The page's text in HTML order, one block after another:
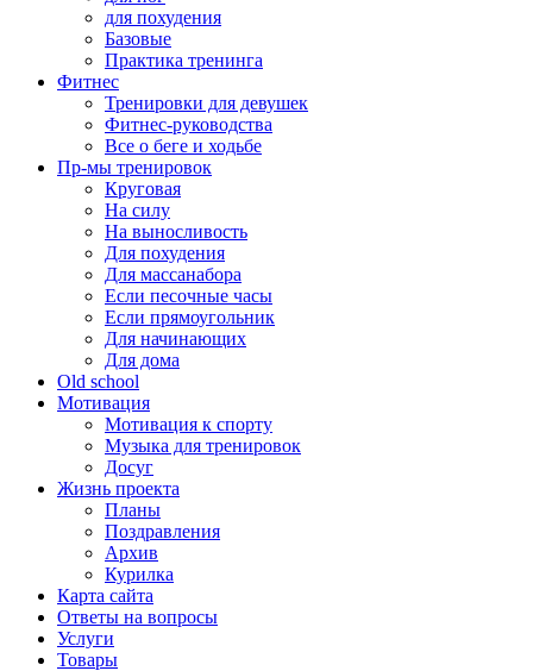
для похудения
Базовые
Практика тренинга
Фитнес
Тренировки для девушек
Фитнес-руководства
Все о беге и ходьбе
Пр-мы тренировок
Круговая
На силу
На выносливость
Для похудения
Для массанабора
Если песочные часы
Если прямоугольник
Для начинающих
Для дома
Old school
Мотивация
Мотивация к спорту
Музыка для тренировок
Досуг
Жизнь проекта
Планы
Поздравления
Архив
Курилка
Карта сайта
Ответы на вопросы
Услуги
Товары